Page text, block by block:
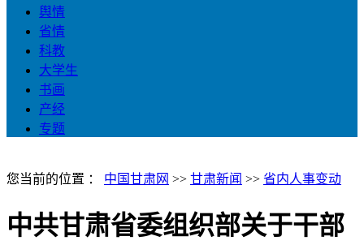
舆情
省情
科教
大学生
书画
产经
专题
您当前的位置 ： 中国甘肃网 >> 甘肃新闻 >> 省内人事变动
中共甘肃省委组织部关于干部